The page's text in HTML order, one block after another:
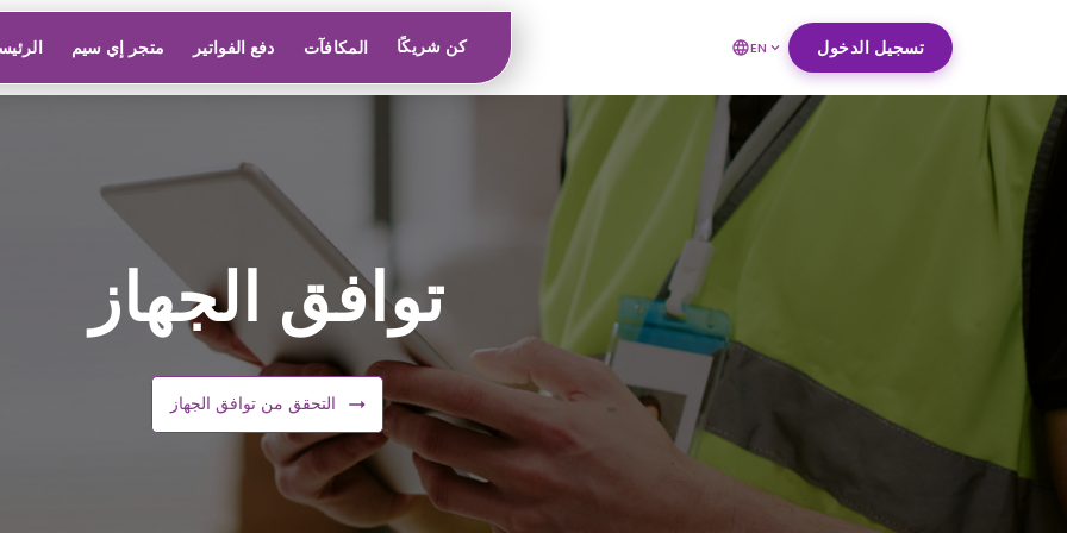
متجر إي سيم دفع الفواتير المكافآت كن شريكًا EN تسجيل الدخول
توافق الجهاز
التحقق من توافق الجهاز